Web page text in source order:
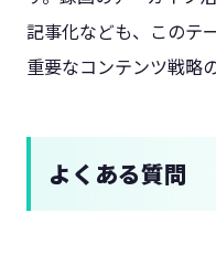
記事化なども、このテ
重要なコンテンツ戦略
よくある質問